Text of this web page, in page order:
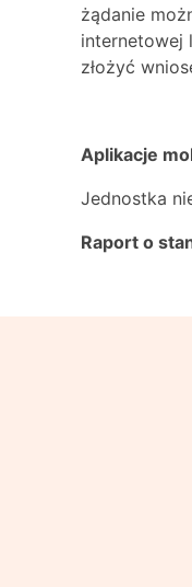
żądanie
internetowej
złożyć
Aplikacje
Jednostka
Raport o